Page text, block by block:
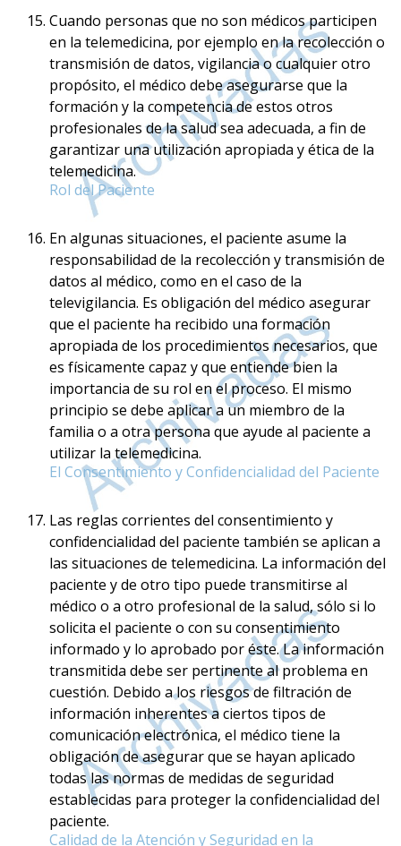
Cuando personas que no son médicos participen
en la telemedicina, por ejemplo en la recolección o
transmisión de datos, vigilancia o cualquier otro
propósito, el médico debe asegurarse que la
formación y la competencia de estos otros
profesionales de la salud sea adecuada, a fin de
garantizar una utilización apropiada y ética de la
telemedicina.
Rol del Paciente
En algunas situaciones, el paciente asume la
responsabilidad de la recolección y transmisión de
datos al médico, como en el caso de la
televigilancia. Es obligación del médico asegurar
que el paciente ha recibido una formación
apropiada de los procedimientos necesarios, que
es físicamente capaz y que entiende bien la
importancia de su rol en el proceso. El mismo
principio se debe aplicar a un miembro de la
familia o a otra persona que ayude al paciente a
utilizar la telemedicina.
El Consentimiento y Confidencialidad del Paciente
Las reglas corrientes del consentimiento y
confidencialidad del paciente también se aplican a
las situaciones de telemedicina. La información del
paciente y de otro tipo puede transmitirse al
médico o a otro profesional de la salud, sólo si lo
solicita el paciente o con su consentimiento
informado y lo aprobado por éste. La información
transmitida debe ser pertinente al problema en
cuestión. Debido a los riesgos de filtración de
información inherentes a ciertos tipos de
comunicación electrónica, el médico tiene la
obligación de asegurar que se hayan aplicado
todas las normas de medidas de seguridad
establecidas para proteger la confidencialidad del
paciente.
Calidad de la Atención y Seguridad en la